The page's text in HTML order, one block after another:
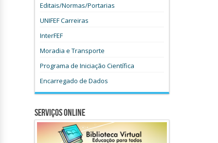
Editais/Normas/Portarias
UNIFEF Carreiras
InterFEF
Moradia e Transporte
Programa de Iniciação Científica
Encarregado de Dados
Serviços Online